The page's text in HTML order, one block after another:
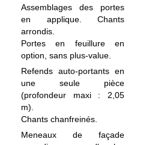
Assemblages des portes
en applique. Chants
arrondis.
Portes en feuillure en
option, sans plus-value.
Refends auto-portants en
une seule pièce
(profondeur maxi : 2,05
m).
Chants chanfreinés.
Meneaux de façade